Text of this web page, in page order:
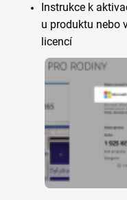
Instrukce k
u produktu nebo
licencí